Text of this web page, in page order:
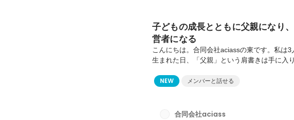
子どもの成長とともに父親になり
営者になる
こんにちは。合同会社aciassの東です。私は
生まれた日、「父親」という肩書きは手に入
いいか分からず、おむつ替えもぎこちない。
からその肩書きではありましたが、その日に
NEW メンバーと話せる
合同会社aciass